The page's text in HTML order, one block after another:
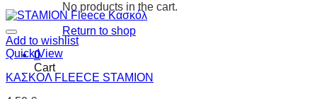
No products in the cart.
Return to shop
0
Cart
Add to wishlist
Quick View
ΚΑΣΚΟΛ FLEECE STAMION